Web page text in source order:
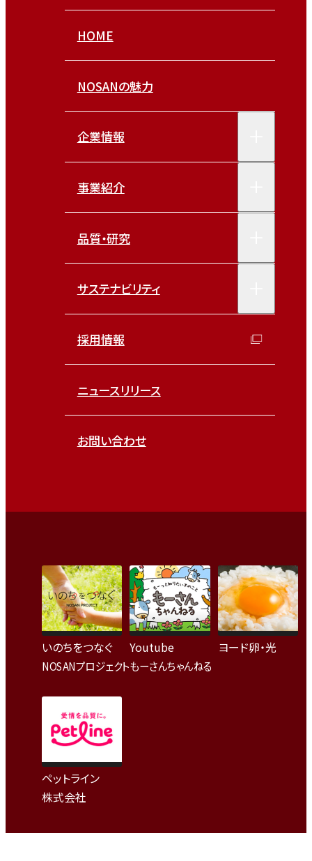
HOME
NOSANの魅力
企業情報
事業紹介
品質・研究
サステナビリティ
採用情報
ニュースリリース
お問い合わせ
いのちをつなぐ
NOSANプロジェクト
Youtube
もーさんちゃんねる
ヨード卵・光
ペットライン
株式会社